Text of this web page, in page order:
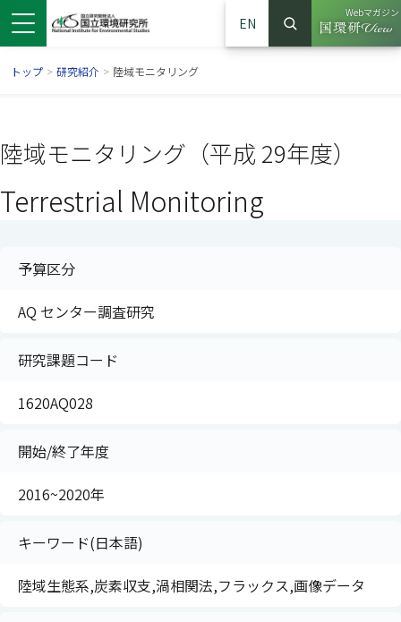
ドウで開きます）
ンドウで開きます）
ウインドウで開きます）
EN
サイト内検索
検索
Webマガジン
（別ウイ
トップ > 研究紹介 > 陸域モニタリング
陸域モニタリング（平成 29年度）
Terrestrial Monitoring
予算区分
AQ センター調査研究
研究課題コード
1620AQ028
開始/終了年度
2016~2020年
キーワード(日本語)
陸域生態系,炭素収支,渦相関法,フラックス,画像データ